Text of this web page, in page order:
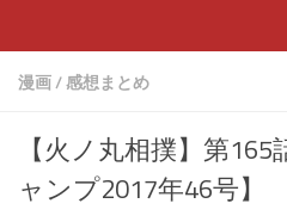
漫画/感想まとめ
【火ノ丸相撲】第
ャンプ2017年46号】